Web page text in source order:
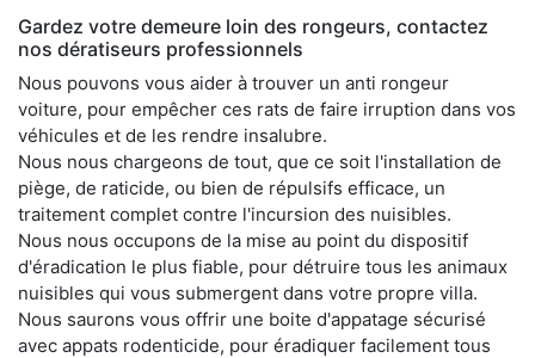
Gardez votre demeure loin des rongeurs, contactez
nos dératiseurs professionnels
Nous pouvons vous aider à trouver un anti rongeur
voiture, pour empêcher ces rats de faire irruption dans vos
véhicules et de les rendre insalubre.
Nous nous chargeons de tout, que ce soit l'installation de
piège, de raticide, ou bien de répulsifs efficace, un
traitement complet contre l'incursion des nuisibles.
Nous nous occupons de la mise au point du dispositif
d'éradication le plus fiable, pour détruire tous les animaux
nuisibles qui vous submergent dans votre propre villa.
Nous saurons vous offrir une boite d'appatage sécurisé
avec appats rodenticide, pour éradiquer facilement tous